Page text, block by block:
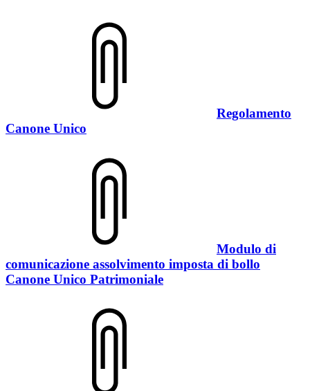
Regolamento
Canone Unico
Modulo di
comunicazione assolvimento imposta di bollo
Canone Unico Patrimoniale